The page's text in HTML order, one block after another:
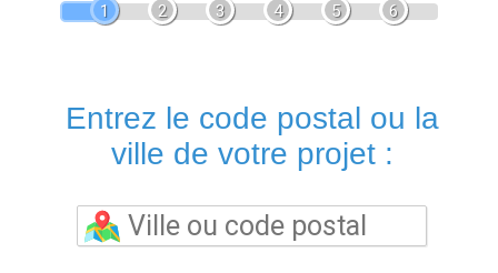
1 2 3 4 5 6
Entrez le code postal ou la
ville de votre projet :